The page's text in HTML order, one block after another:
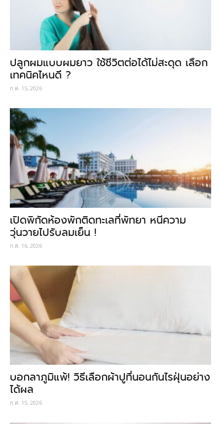
ปลูกผมแบบผมยาว ใช้ชีวิตต่อได้ไม่สะดุด เลือก
เทคนิคไหนดี ?
ก.ค. 15, 2026
เปิดพิกัดห้องพักติดทะเลที่พัทยา หนีความ
วุ่นวายไปรับลมเย็น !
ก.ค. 16, 2026
บอกลาภูมิแพ้! วิธีเลือกผ้าปูที่นอนกันไรฝุ่นอย่าง
ได้ผล
ก.ค. 15, 2026